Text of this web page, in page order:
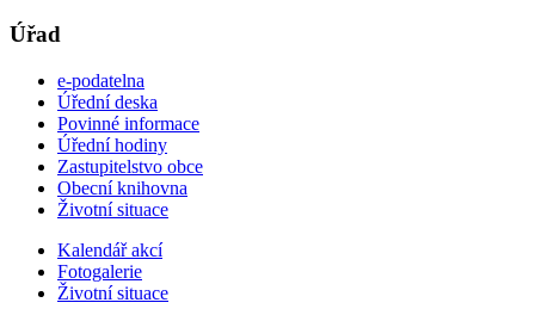
Úřad
e-podatelna
Úřední deska
Povinné informace
Úřední hodiny
Zastupitelstvo obce
Obecní knihovna
Životní situace
Kalendář akcí
Fotogalerie
Životní situace